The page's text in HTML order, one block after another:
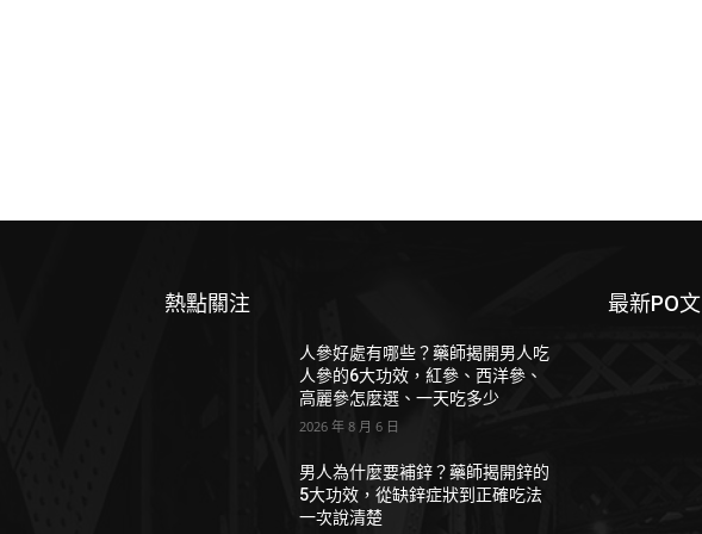
熱點關注
人參好處有哪些？藥師揭開男人吃
人參的6大功效，紅參、西洋參、
高麗參怎麼選、一天吃多少
2026 年 8 月 6 日
男人為什麼要補鋅？藥師揭開鋅的
5大功效，從缺鋅症狀到正確吃法
一次說清楚
最新PO文